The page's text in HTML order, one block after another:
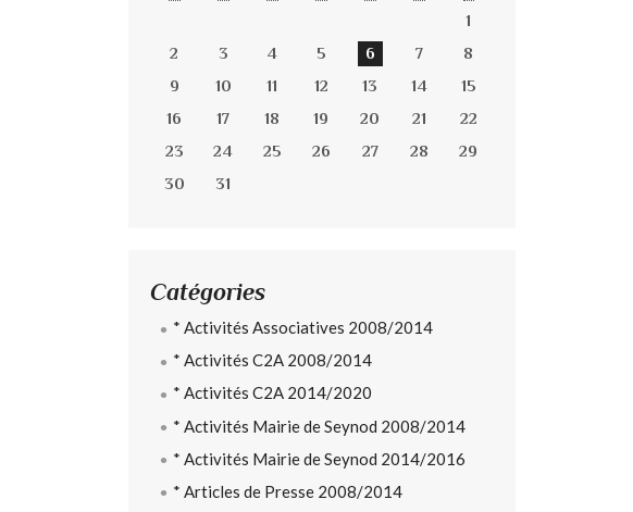
1
2
3 4 5 6 7
8
9
10 11 12 13 14
15
16
17 18 19 20 21
22
23
24 25 26 27 28
29
30
31
Catégories
* Activités Associatives 2008/2014
* Activités C2A 2008/2014
* Activités C2A 2014/2020
* Activités Mairie de Seynod 2008/2014
* Activités Mairie de Seynod 2014/2016
* Articles de Presse 2008/2014